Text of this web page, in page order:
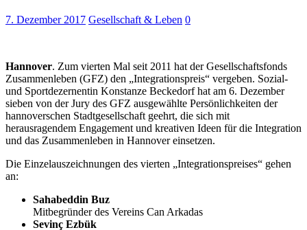
7. Dezember 2017 Gesellschaft & Leben 0
Hannover. Zum vierten Mal seit 2011 hat der Gesellschaftsfonds
Zusammenleben (GFZ) den „Integrationspreis“ vergeben. Sozial-
und Sportdezernentin Konstanze Beckedorf hat am 6. Dezember
sieben von der Jury des GFZ ausgewählte Persönlichkeiten der
hannoverschen Stadtgesellschaft geehrt, die sich mit
herausragendem Engagement und kreativen Ideen für die Integration
und das Zusammenleben in Hannover einsetzen.
Die Einzelauszeichnungen des vierten „Integrationspreises“ gehen
an:
Sahabeddin Buz
Mitbegründer des Vereins Can Arkadas
Sevinç Ezbük